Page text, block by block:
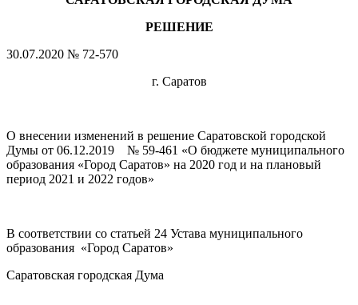
РЕШЕНИЕ
30.07.2020 № 72-570
г. Саратов
О внесении изменений в решение Саратовской городской
Думы от 06.12.2019 № 59-461 «О бюджете муниципального
образования «Город Саратов» на 2020 год и на плановый
период 2021 и 2022 годов»
В соответствии со статьей 24 Устава муниципального
образования «Город Саратов»
Саратовская городская Дума